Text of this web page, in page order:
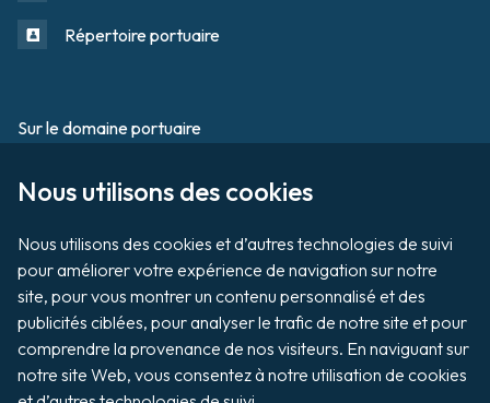
Nous utilisons des cookies
Nous utilisons des cookies et d’autres technologies de suivi
pour améliorer votre expérience de navigation sur notre
site, pour vous montrer un contenu personnalisé et des
publicités ciblées, pour analyser le trafic de notre site et pour
comprendre la provenance de nos visiteurs. En naviguant sur
notre site Web, vous consentez à notre utilisation de cookies
Répertoire portuaire
Footer
Sur le domaine portuaire
Tournage / Prises de vues
Vente aux enchères de biens
Organiser un évènement
Payer ma facture